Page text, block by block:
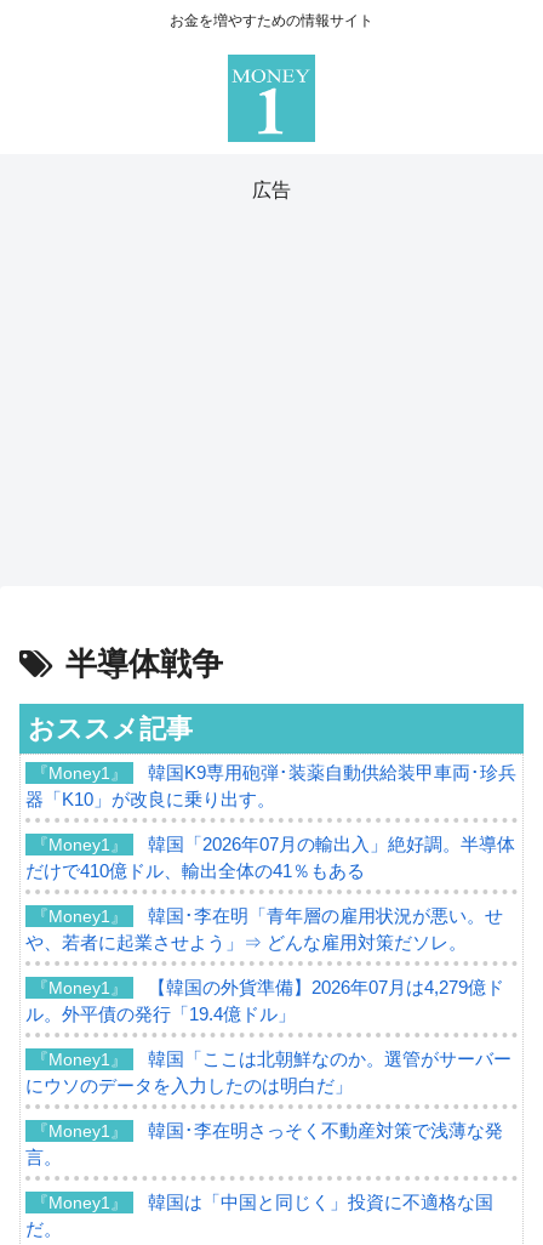
お金を増やすための情報サイト
広告
半導体戦争
おススメ記事
『Money1』
韓国K9専用砲弾･装薬自動供給装甲車両･珍兵
器「K10」が改良に乗り出す。
『Money1』
韓国「2026年07月の輸出入」絶好調。半導体
だけで410億ドル、輸出全体の41％もある
『Money1』
韓国･李在明「青年層の雇用状況が悪い。せ
や、若者に起業させよう」⇒ どんな雇用対策だソレ。
『Money1』
【韓国の外貨準備】2026年07月は4,279億ド
ル。外平債の発行「19.4億ドル」
『Money1』
韓国「ここは北朝鮮なのか。選管がサーバー
にウソのデータを入力したのは明白だ」
『Money1』
韓国･李在明さっそく不動産対策で浅薄な発
言。
『Money1』
韓国は「中国と同じく」投資に不適格な国
だ。